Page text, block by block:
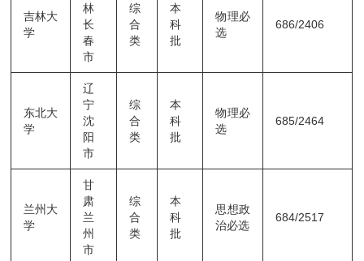
吉林大
学
林
长
春
市
综
合
类
本
科
批
物理必
选
686/2406
东北大
学
辽
宁
沈
阳
市
综
合
类
本
科
批
物理必
选
685/2464
兰州大
学
甘
肃
兰
州
市
综
合
类
本
科
批
思想政
治必选
684/2517